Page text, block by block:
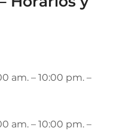
am. – 10:00 pm. –
am. – 10:00 pm. –